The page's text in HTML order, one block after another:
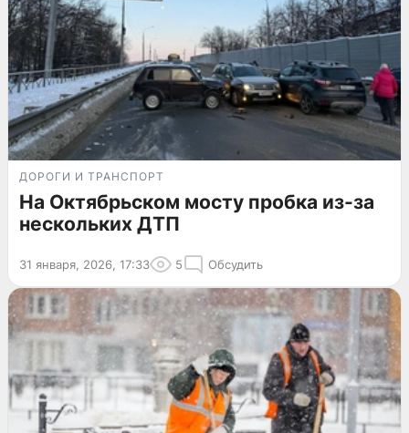
ДОРОГИ И ТРАНСПОРТ
На Октябрьском мосту пробка из-за
нескольких ДТП
31 января, 2026, 17:33 5 Обсудить